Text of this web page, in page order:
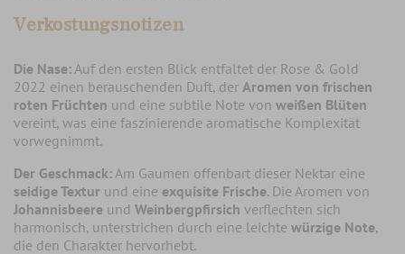
Verkostungsnotizen
Die Nase: Auf den ersten Blick entfaltet der Rose & Gold
2022 einen berauschenden Duft, der Aromen von frischen
roten Früchten und eine subtile Note von weißen Blüten
vereint, was eine faszinierende aromatische Komplexität
vorwegnimmt.
Der Geschmack: Am Gaumen offenbart dieser Nektar eine
seidige Textur und eine exquisite Frische. Die Aromen von
Johannisbeere und Weinbergpfirsich verflechten sich
harmonisch, unterstrichen durch eine leichte würzige Note,
die den Charakter hervorhebt.